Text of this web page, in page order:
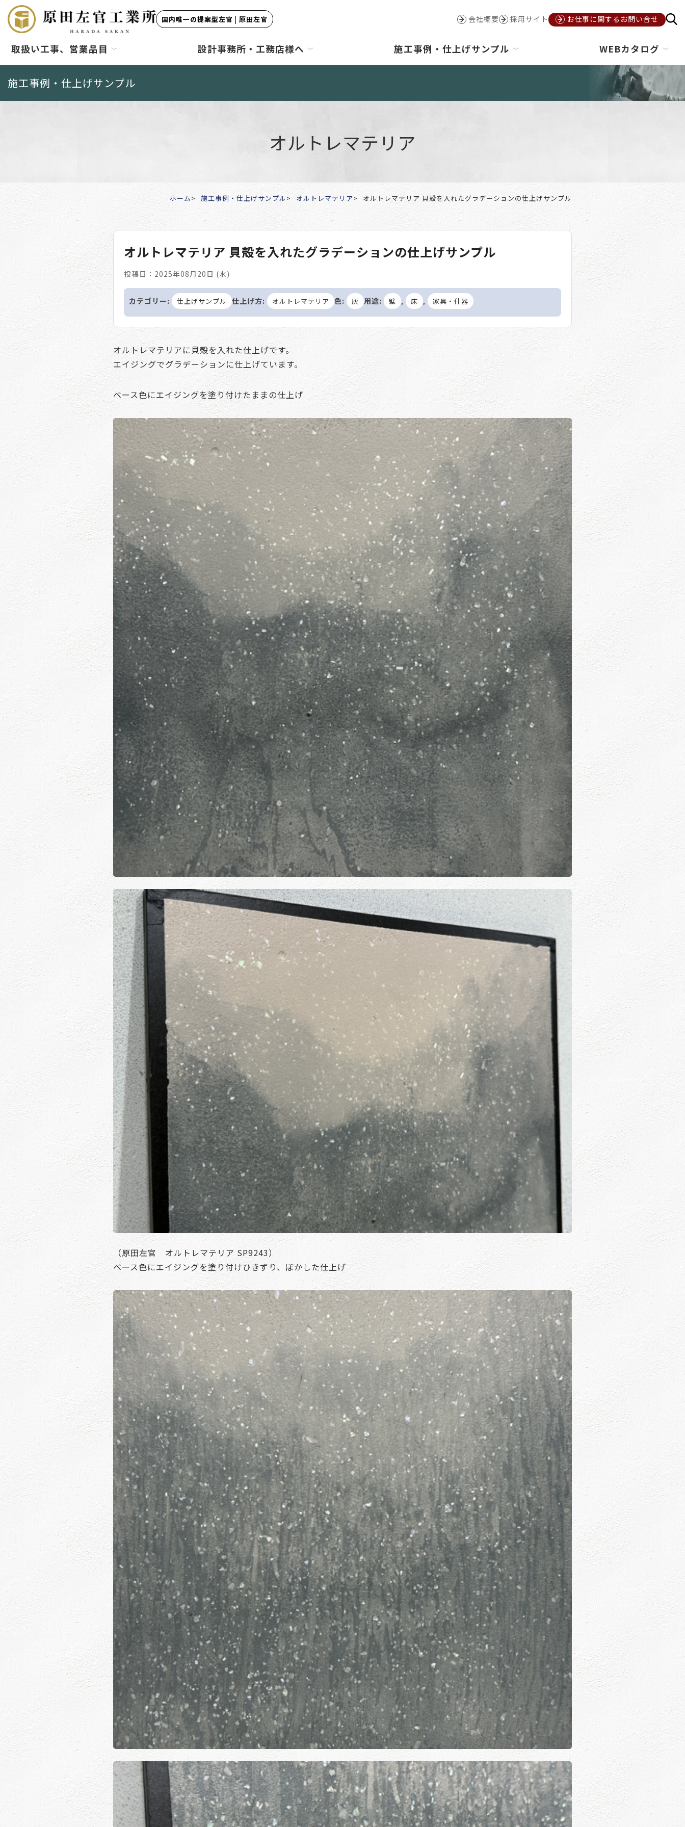
国内唯一の提案型左官 | 原田左官 会社概要 採用サイト お仕事に関するお問い合せ
取扱い工事、営業品目 設計事務所・工務店様へ 施工事例・仕上げサンプル WEBカタログ
施工事例・仕上げサンプル
オルトレマテリア
ホーム 施工事例・仕上げサンプル オルトレマテリア オルトレマテリア 貝殻を入れたグラデーションの仕上げサンプル
オルトレマテリア 貝殻を入れたグラデーションの仕上げサンプル
投稿日：2025年08月20日 (水)
カテゴリー: 仕上げサンプル 仕上げ方: オルトレマテリア 色: 灰 用途: 壁 , 床 , 家具・什器
オルトレマテリアに貝殻を入れた仕上げです。
エイジングでグラデーションに仕上げています。
ベース色にエイジングを塗り付けたままの仕上げ
（原田左官 オルトレマテリア SP9243）
ベース色にエイジングを塗り付けひきずり、ぼかした仕上げ